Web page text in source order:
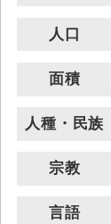
人口
面積
人種・民族
宗教
言語